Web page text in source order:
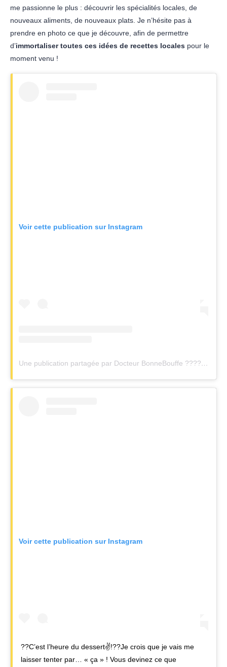
me passionne le plus : découvrir les spécialités locales, de
nouveaux aliments, de nouveaux plats. Je n’hésite pas à
prendre en photo ce que je découvre, afin de permettre
d’immortaliser toutes ces idées de recettes locales pour le
moment venu !
Voir cette publication sur Instagram
Une publication partagée par Docteur BonneBouffe ?????✌ (@drbonnebouffe)
Voir cette publication sur Instagram
??C’est l’heure du dessert✌!??Je crois que je vais me
laisser tenter par… « ça » ! Vous devinez ce que